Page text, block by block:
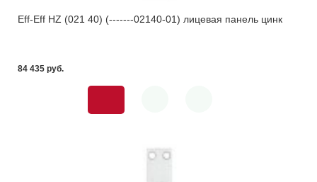
Eff-Eff HZ (021 40) (-------02140-01) лицевая панель цинк
84 435 pуб.